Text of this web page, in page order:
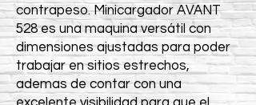
contrapeso. Minicargador AVANT
528 es una maquina versátil con
dimensiones ajustadas para poder
trabajar en sitios estrechos,
ademas de contar con una